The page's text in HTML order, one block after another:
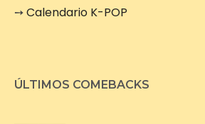
➙Calendario K-POP
ÚLTIMOS COMEBACKS